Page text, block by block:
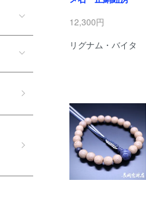
12,300円
リグナム・バイタ